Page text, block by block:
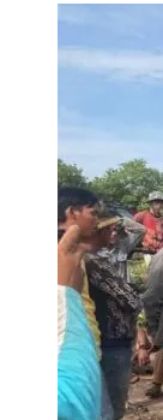
ធ្វើម៉េចលោកមេភូ
(ខេមបូឌា)ឯ.ក. ប
ភូមិគងធំ លោក ក្លា
៧ហិកតា ដាំដំឡូងមីប្
លោកជាកសិករ ដែល
«ខ្ញុំអត់ចង់បានលុយ
ឧសភានេះថា អាជ្
ជេនើរេសិន អ៊ិនវេ
ឃើញថា សកម្មភាព
រតនគិរី និងក្រុមហ៊ុន
ជាមុនសិន ទោះបីក្រុ
ម្ចាស់ចម្ការឱ្យប
ប្រជាពលរដ្ឋ ដែ
សម្របសម្រួលករណី
បញ្ជាក់ថា ប្រជាព